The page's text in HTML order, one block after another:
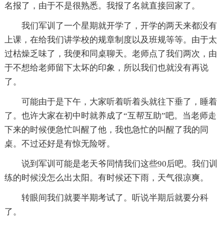
名报了，由于不是很熟悉。我报了名就直接回家了。
我们军训了一个星期就开学了，开学的两天来都没有
上课，在给我们讲学校的规章制度以及班规等等。由于太
过枯燥乏味了，我便和同桌聊天。老师点了我们两次，由
于不想给老师留下太坏的印象，所以我们也就没有再说
了。
可能由于是下午，大家听着听着头就往下垂了，睡着
了。也许大家在初中时就养成了“互帮互助”吧。当老师走
下来的时候便急忙叫醒了他，我也急忙的叫醒了我的同
桌。不过还好是有惊无险呀。
说到军训可能是老天爷同情我们这些90后吧。我们训
练的时候没怎么出太阳。有时候还下雨，天气很凉爽。
转眼间我们就要半期考试了。听说半期后就要分科
了。